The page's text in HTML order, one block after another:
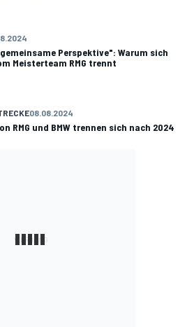
Perspektive": Warum sich
Meisterteam RMG trennt
08.08.2024
RMG und BMW trennen sich nach 2024